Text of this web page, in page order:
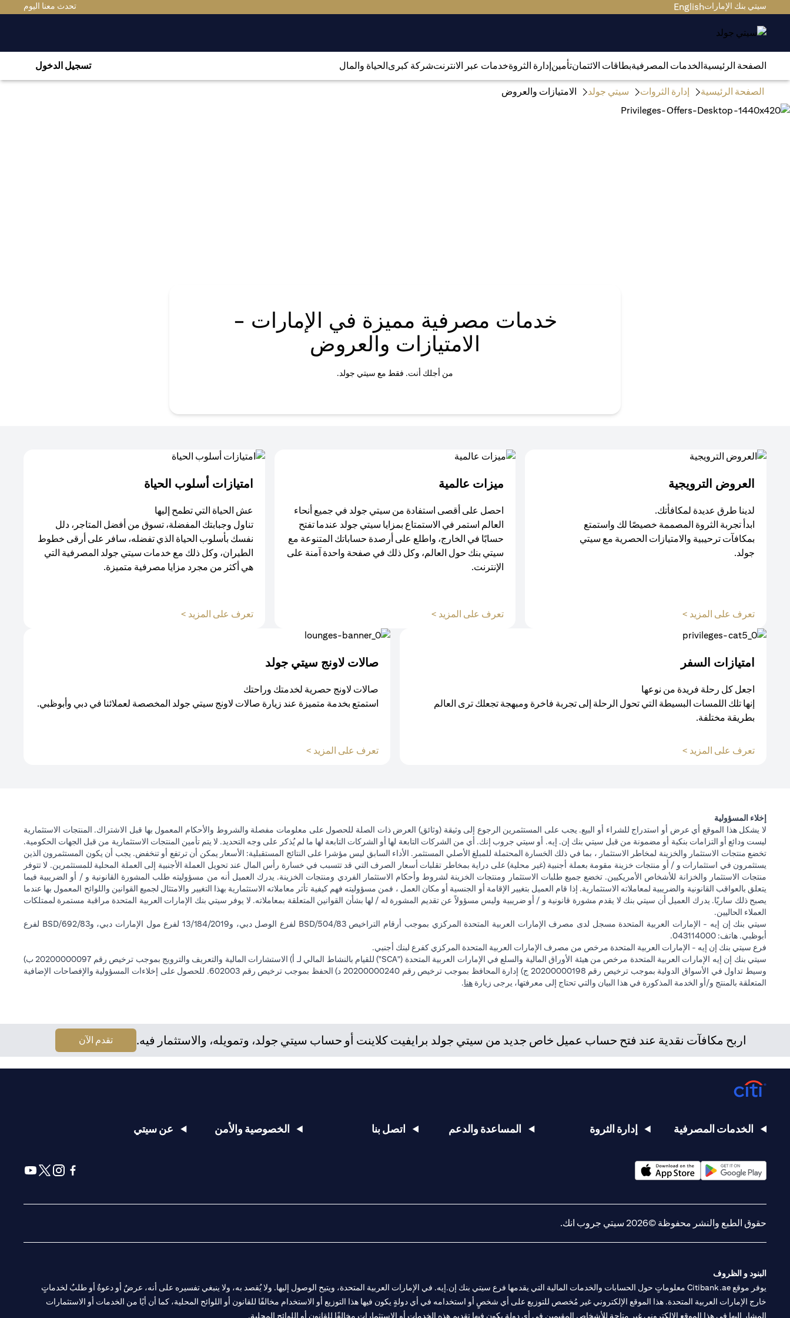
سيتي بنك الإماراتEnglish تحدث معنا اليوم
الصفحة الرئيسيةالخدمات المصرفيةبطاقات الائتمانتأمينإدارة الثروةخدمات عبر الانترنتشركة كبرىالحياة والمال تسجيل الدخول
الصفحة الرئيسية إدارة الثروات سيتي جولد الامتيازات والعروض
خدمات مصرفية مميزة في الإمارات -
الامتيازات والعروض
من أجلك أنت. فقط مع سيتي جولد.
العروض الترويجية
لدينا طرق عديدة لمكافأتك.
ابدأ تجربة الثروة المصممة خصيصًا لك واستمتع
بمكافآت ترحيبية والامتيازات الحصرية مع سيتي
جولد.
تعرف على المزيد >
ميزات عالمية
احصل على أقصى استفادة من سيتي جولد في جميع أنحاء
العالم استمر في الاستمتاع بمزايا سيتي جولد عندما تفتح
حسابًا في الخارج، واطلع على أرصدة حساباتك المتنوعة مع
سيتي بنك حول العالم، وكل ذلك في صفحة واحدة آمنة على
الإنترنت.
تعرف على المزيد >
امتيازات أسلوب الحياة​
عش الحياة التي تطمح إليها
تناول وجبابتك المفضلة، تسوق من أفضل المتاجر، دلل
نفسك بأسلوب الحياة الذي تفضله، سافر على أرقى خطوط
الطيران، وكل ذلك مع خدمات سيتي جولد المصرفية التي
هي أكثر من مجرد مزايا مصرفية متميزة.
تعرف على المزيد >
امتيازات السفر
اجعل كل رحلة فريدة من نوعها
إنها تلك اللمسات البسيطة التي تحول الرحلة إلى تجربة فاخرة ومبهجة تجعلك ترى العالم
بطريقة مختلفة.
تعرف على المزيد >
صالات لاونج سيتي جولد
صالات لاونج حصرية لخدمتك وراحتك
استمتع بخدمة متميزة عند زيارة صالات لاونج سيتي جولد المخصصة لعملائنا في دبي وأبوظبي.
تعرف على المزيد >
إخلاء المسؤولية
لا يشكل هذا الموقع أي عرض أو استدراج للشراء أو البيع. يجب على المستثمرين الرجوع إلى وثيقة (وثائق) العرض ذات الصلة للحصول على معلومات مفصلة والشروط والأحكام المعمول بها قبل الاشتراك. المنتجات الاستثمارية
ليست ودائع أو التزامات بنكية أو مضمونة من قبل سيتي بنك إن. إيه. أو سيتي جروب إنك. أي من الشركات التابعة لها أو الشركات التابعة لها ما لم يُذكر على وجه التحديد. لا يتم تأمين المنتجات الاستثمارية من قبل الجهات الحكومية.
تخضع منتجات الاستثمار والخزينة لمخاطر الاستثمار ، بما في ذلك الخسارة المحتملة للمبلغ الأصلي المستثمر. الأداء السابق ليس مؤشرا على النتائج المستقبلية: الأسعار يمكن أن ترتفع أو تنخفض. يجب أن يكون المستثمرون الذين
يستثمرون في استثمارات و / أو منتجات خزينة مقومة بعملة أجنبية (غير محلية) على دراية بمخاطر تقلبات أسعار الصرف التي قد تتسبب في خسارة رأس المال عند تحويل العملة الأجنبية إلى العملة المحلية للمستثمرين. لا تتوفر
منتجات الاستثمار والخزانة للأشخاص الأمريكيين. تخضع جميع طلبات الاستثمار ومنتجات الخزينة لشروط وأحكام الاستثمار الفردي ومنتجات الخزينة. يدرك العميل أنه من مسؤوليته طلب المشورة القانونية و / أو الضريبية فيما
يتعلق بالعواقب القانونية والضريبية لمعاملاته الاستثمارية. إذا قام العميل بتغيير الإقامة أو الجنسية أو مكان العمل ، فمن مسؤوليته فهم كيفية تأثر معاملاته الاستثمارية بهذا التغيير والامتثال لجميع القوانين واللوائح المعمول بها عندما
يصبح ذلك ساريًا. يدرك العميل أن سيتي بنك لا يقدم مشورة قانونية و / أو ضريبية وليس مسؤولاً عن تقديم المشورة له / لها بشأن القوانين المتعلقة بمعاملاته. لا يوفر سيتي بنك الإمارات العربية المتحدة مراقبة مستمرة لممتلكات
العملاء الحاليين.
سيتي بنك إن إيه - الإمارات العربية المتحدة مسجل لدى مصرف الإمارات العربية المتحدة المركزي بموجب أرقام التراخيص BSD/504/83 لفرع الوصل دبي، و13/184/2019 لفرع مول الإمارات دبي، وBSD/692/83 لفرع
أبوظبي. هاتف: 043114000.
فرع سيتي بنك إن إيه - الإمارات العربية المتحدة مرخص من مصرف الإمارات العربية المتحدة المركزي كفرع لبنك أجنبي.
سيتي بنك إن إيه الإمارات العربية المتحدة مرخص من هيئة الأوراق المالية والسلع في الإمارات العربية المتحدة ("SCA") للقيام بالنشاط المالي لـ أ) الاستشارات المالية والتعريف والترويج بموجب ترخيص رقم 20200000097 ب)
وسيط تداول في الأسواق الدولية بموجب ترخيص رقم 20200000198 ج) إدارة المحافظ بموجب ترخيص رقم 20200000240 د) الحفظ بموجب ترخيص رقم 602003. للحصول على إخلاءات المسؤولية والإفصاحات الإضافية
المتعلقة بالمنتج و/أو الخدمة المذكورة في هذا البيان والتي تحتاج إلى معرفتها، يرجى زيارة هنا.
اربح مكافآت نقدية عند فتح حساب عميل خاص جديد من سيتي جولد برايفيت كلاينت أو حساب سيتي جولد، وتمويله، والاستثمار فيه. تقدم الآن
الخدمات المصرفية إدارة الثروة المساعدة والدعم اتصل بنا الخصوصية والأمن عن سيتي
حقوق الطبع والنشر محفوظة ©2026 سيتي جروب انك.
البنود و الظروف
يوفر موقع Citibank.ae معلوماتٍ حول الحسابات والخدمات المالية التي يقدمها فرع سيتي بنك إن.إيه. في الإمارات العربية المتحدة، ويتيح الوصول إليها. ولا يُقصد به، ولا ينبغي تفسيره على أنه، عرضٌ أو دعوةٌ أو طلبٌ لخدماتٍ
خارج الإمارات العربية المتحدة. هذا الموقع الإلكتروني غير مُخصص للتوزيع على أي شخصٍ أو استخدامه في أي دولةٍ يكون فيها هذا التوزيع أو الاستخدام مخالفًا للقانون أو اللوائح المحلية، كما أن أيًا من الخدمات أو الاستثمارات
المشار إليها في هذا الموقع الإلكتروني غير متاحةٍ للأشخاص المقيمين في أي دولةٍ يكون فيها تقديم هذه الخدمات أو الاستثمارات مخالفًا للقانون أو اللوائح المحلية.